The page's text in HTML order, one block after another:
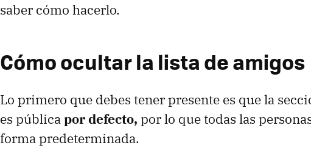
saber cómo hacerlo.
Cómo ocultar la lista de amigos
Lo primero que debes tener presente es que la
es públicapor defecto, por lo que todas las
forma predeterminada.